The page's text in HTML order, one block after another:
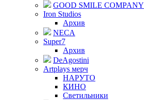
GOOD SMILE COMPANY
Iron Studios
Архив
NECA
Super7
Архив
DeAgostini
Artplays мерч
НАРУТО
КИНО
Светильники